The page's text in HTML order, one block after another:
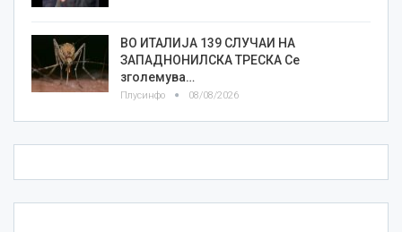
ВО ИТАЛИЈА 139 СЛУЧАИ НА
ЗАПАДНОНИЛСКА ТРЕСКА Се
зголемува…
Плусинфо 08/08/2026